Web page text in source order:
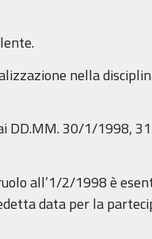
nella
30/1/1998,
all’1/2/1998 è
data per la